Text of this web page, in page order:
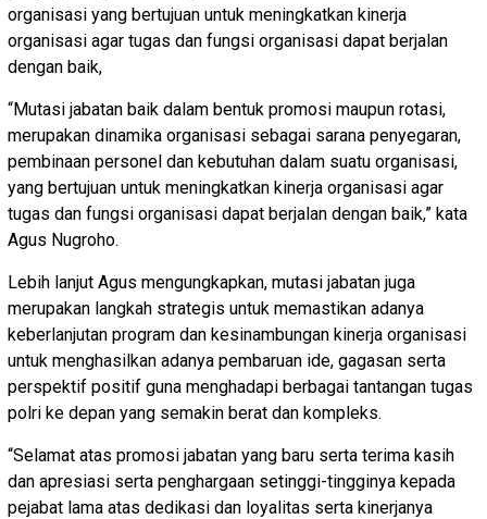
organisasi yang bertujuan untuk meningkatkan kinerja
organisasi agar tugas dan fungsi organisasi dapat berjalan
dengan baik,
“Mutasi jabatan baik dalam bentuk promosi maupun rotasi,
merupakan dinamika organisasi sebagai sarana penyegaran,
pembinaan personel dan kebutuhan dalam suatu organisasi,
yang bertujuan untuk meningkatkan kinerja organisasi agar
tugas dan fungsi organisasi dapat berjalan dengan baik,” kata
Agus Nugroho.
Lebih lanjut Agus mengungkapkan, mutasi jabatan juga
merupakan langkah strategis untuk memastikan adanya
keberlanjutan program dan kesinambungan kinerja organisasi
untuk menghasilkan adanya pembaruan ide, gagasan serta
perspektif positif guna menghadapi berbagai tantangan tugas
polri ke depan yang semakin berat dan kompleks.
“Selamat atas promosi jabatan yang baru serta terima kasih
dan apresiasi serta penghargaan setinggi-tingginya kepada
pejabat lama atas dedikasi dan loyalitas serta kinerjanya